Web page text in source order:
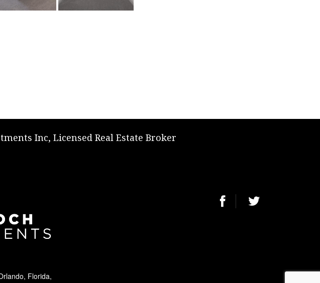
Inc, Licensed Real Estate Broker
Florida,